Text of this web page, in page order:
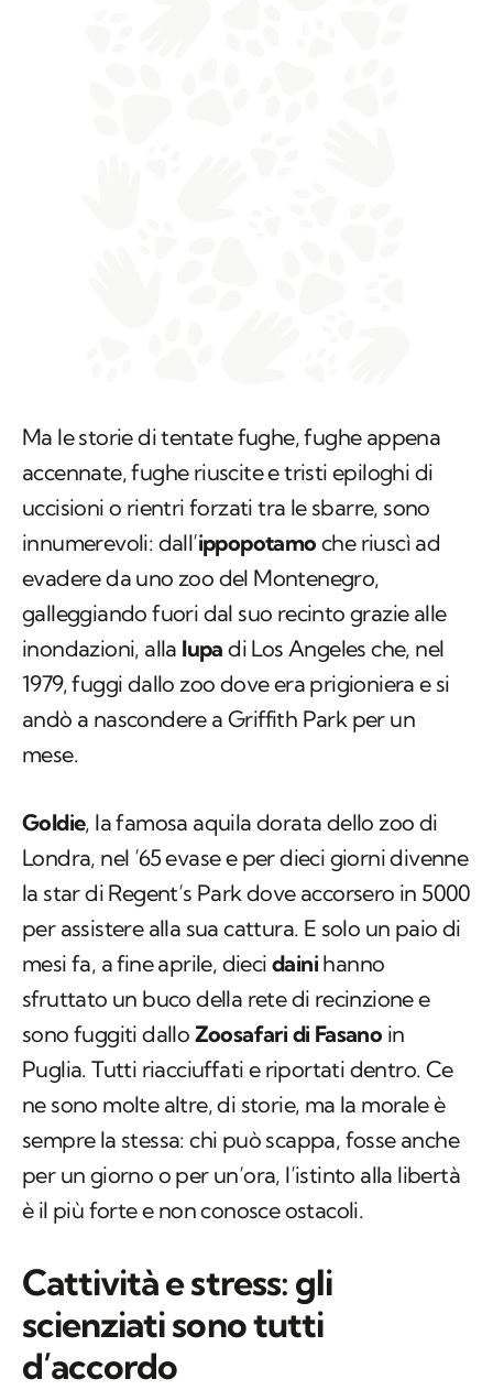
Ma le storie di tentate fughe, fughe appena
accennate, fughe riuscite e tristi epiloghi di
uccisioni o rientri forzati tra le sbarre, sono
innumerevoli: dall’ippopotamo che riuscì ad
evadere da uno zoo del Montenegro,
galleggiando fuori dal suo recinto grazie alle
inondazioni, alla lupa di Los Angeles che, nel
1979, fuggi dallo zoo dove era prigioniera e si
andò a nascondere a Griffith Park per un
mese.
Goldie, la famosa aquila dorata dello zoo di
Londra, nel ’65 evase e per dieci giorni divenne
la star di Regent’s Park dove accorsero in 5000
per assistere alla sua cattura. E solo un paio di
mesi fa, a fine aprile, dieci daini hanno
sfruttato un buco della rete di recinzione e
sono fuggiti dallo Zoosafari di Fasano in
Puglia. Tutti riacciuffati e riportati dentro. Ce
ne sono molte altre, di storie, ma la morale è
sempre la stessa: chi può scappa, fosse anche
per un giorno o per un’ora, l’istinto alla libertà
è il più forte e non conosce ostacoli.
Cattività e stress: gli
scienziati sono tutti
d’accordo